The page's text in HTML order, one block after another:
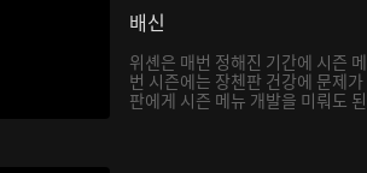
배신
위셴은 매번 정해진 기간에 시즌
번 시즌에는 장첸판 건강에 문제
판에게 시즌 메뉴 개발을 미뤄도